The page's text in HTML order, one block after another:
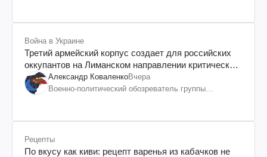
Война в Украине
Третий армейский корпус создает для российских
оккупантов на Лиманском направлении критический
дискомфорт: как это удалось
Александр КоваленкоВчера
Военно-политический обозреватель группы
Рецепты
По вкусу как киви: рецепт варенья из кабачков не